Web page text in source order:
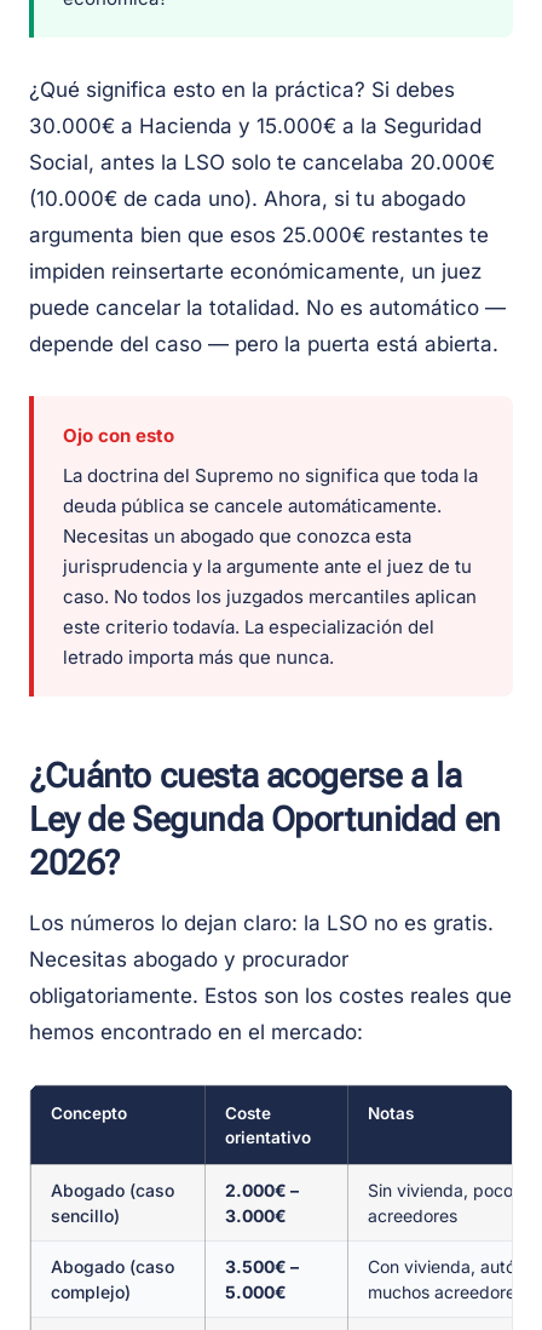
¿Qué significa esto en la práctica? Si debes
30.000€ a Hacienda y 15.000€ a la Seguridad
Social, antes la LSO solo te cancelaba 20.000€
(10.000€ de cada uno). Ahora, si tu abogado
argumenta bien que esos 25.000€ restantes te
impiden reinsertarte económicamente, un juez
puede cancelar la totalidad. No es automático —
depende del caso — pero la puerta está abierta.
Ojo con esto
La doctrina del Supremo no significa que toda la
deuda pública se cancele automáticamente.
Necesitas un abogado que conozca esta
jurisprudencia y la argumente ante el juez de tu
caso. No todos los juzgados mercantiles aplican
este criterio todavía. La especialización del
letrado importa más que nunca.
¿Cuánto cuesta acogerse a la
Ley de Segunda Oportunidad en
2026?
Los números lo dejan claro: la LSO no es gratis.
Necesitas abogado y procurador
obligatoriamente. Estos son los costes reales que
hemos encontrado en el mercado:
Concepto
Coste
orientativo
Notas
Abogado (caso
sencillo)
2.000€ –
3.000€
Sin vivienda, pocos
acreedores
Abogado (caso
complejo)
3.500€ –
5.000€
Con vivienda,
muchos acreedores